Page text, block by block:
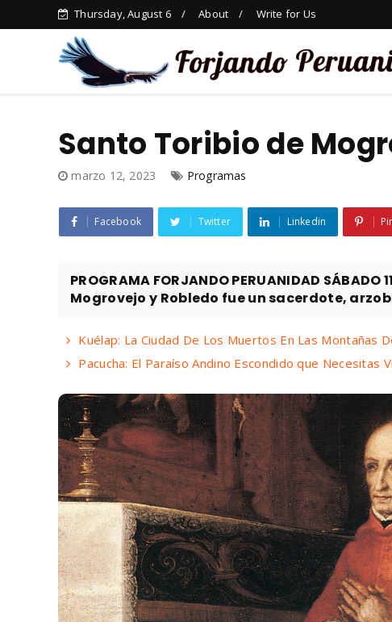
Thursday, August 6 About Write for Us
Santo Toribio de
marzo 12, 2023 Programas
Facebook Twitter Linkedin
PROGRAMA FORJANDO PERUANIDAD
Mogrovejo y Robledo fue un sacerdote,
Kuélap: La Ciudad De Los Muertos En Las Montañas
Pacucha: El Paraíso Andino Escondido que Necesitas